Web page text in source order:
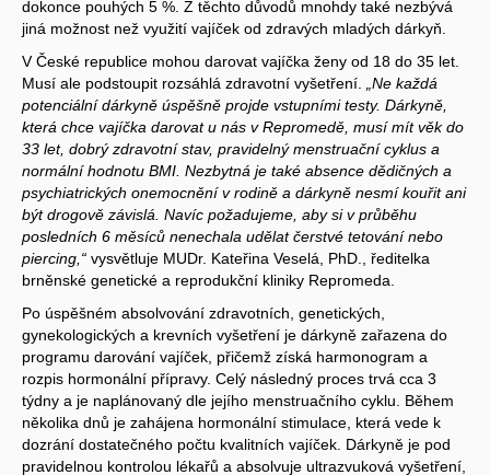
dokonce pouhých 5 %. Z těchto důvodů mnohdy také nezbývá
jiná možnost než využití vajíček od zdravých mladých dárkyň.
V České republice mohou darovat vajíčka ženy od 18 do 35 let.
Musí ale podstoupit rozsáhlá zdravotní vyšetření.
„Ne každá
potenciální dárkyně úspěšně projde vstupními testy. Dárkyně,
která chce vajíčka darovat u nás v Repromedě, musí mít věk do
33 let, dobrý zdravotní stav, pravidelný menstruační cyklus a
normální hodnotu BMI. Nezbytná je také absence dědičných a
psychiatrických onemocnění v rodině a dárkyně nesmí kouřit ani
být drogově závislá. Navíc požadujeme, aby si v průběhu
posledních 6 měsíců nenechala udělat čerstvé tetování nebo
piercing,“ vysvětluje MUDr. Kateřina Veselá, PhD., ředitelka
brněnské genetické a reprodukční kliniky Repromeda.
Po úspěšném absolvování zdravotních, genetických,
gynekologických a krevních vyšetření je dárkyně zařazena do
programu darování vajíček, přičemž získá harmonogram a
rozpis hormonální přípravy. Celý následný proces trvá cca 3
týdny a je naplánovaný dle jejího menstruačního cyklu. Během
několika dnů je zahájena hormonální stimulace, která vede k
dozrání dostatečného počtu kvalitních vajíček. Dárkyně je pod
pravidelnou kontrolou lékařů a absolvuje ultrazvuková vyšetření,